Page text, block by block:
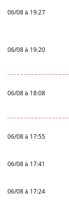
06/08 à 19:27
06/08 à 19:20
06/08 à 18:08
06/08 à 17:55
06/08 à 17:41
06/08 à 17:24